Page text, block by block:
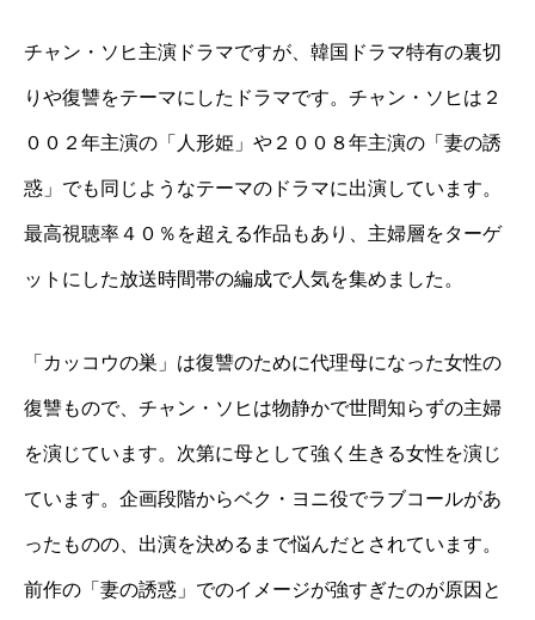
チャン・ソヒ主演ドラマですが、韓国ドラマ特有の裏切
りや復讐をテーマにしたドラマです。チャン・ソヒは２
００２年主演の「人形姫」や２００８年主演の「妻の誘
惑」でも同じようなテーマのドラマに出演しています。
最高視聴率４０％を超える作品もあり、主婦層をターゲ
ットにした放送時間帯の編成で人気を集めました。
「カッコウの巣」は復讐のために代理母になった女性の
復讐もので、チャン・ソヒは物静かで世間知らずの主婦
を演じています。次第に母として強く生きる女性を演じ
ています。企画段階からベク・ヨニ役でラブコールがあ
ったものの、出演を決めるまで悩んだとされています。
前作の「妻の誘惑」でのイメージが強すぎたのが原因と